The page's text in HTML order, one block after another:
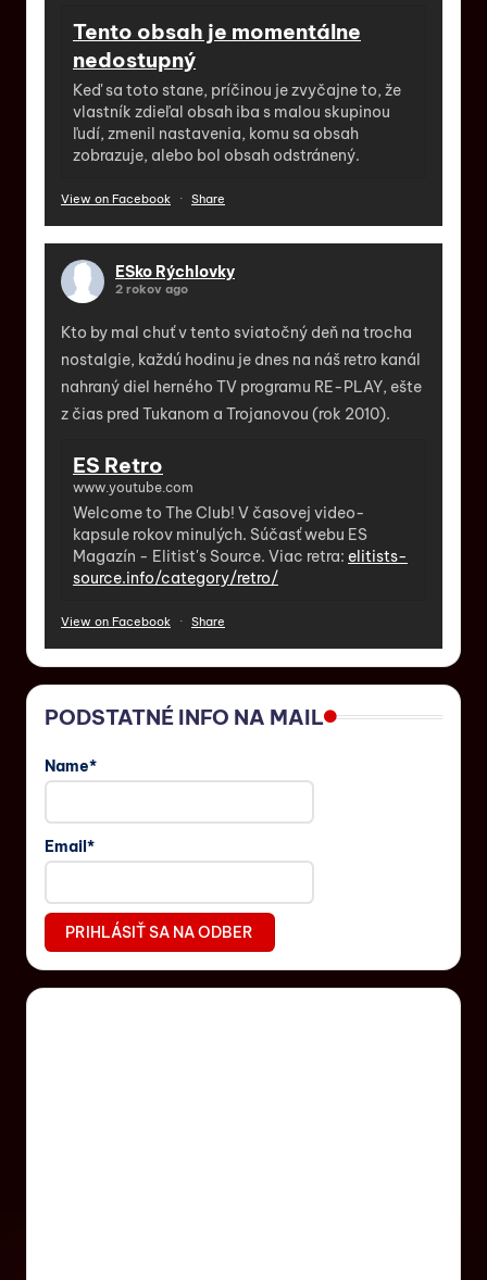
Tento obsah je momentálne
nedostupný
Keď sa toto stane, príčinou je zvyčajne to, že
vlastník zdieľal obsah iba s malou skupinou
ľudí, zmenil nastavenia, komu sa obsah
zobrazuje, alebo bol obsah odstránený.
View on Facebook · Share
ESko Rýchlovky
2 rokov ago
Kto by mal chuť v tento sviatočný deň na trocha
nostalgie, každú hodinu je dnes na náš retro kanál
nahraný diel herného TV programu RE-PLAY, ešte
z čias pred Tukanom a Trojanovou (rok 2010).
ES Retro
www.youtube.com
Welcome to The Club! V časovej video-
kapsule rokov minulých. Súčasť webu ES
Magazín - Elitist's Source. Viac retra: elitists-
source.info/category/retro/
View on Facebook · Share
PODSTATNÉ INFO NA MAIL
Name*
Email*